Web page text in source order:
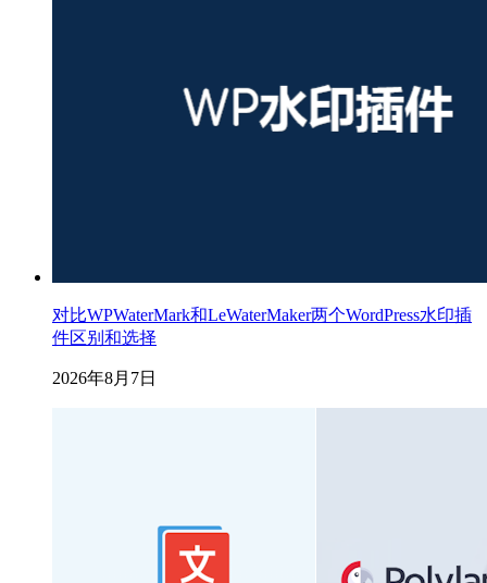
对比WPWaterMark和LeWaterMaker两个WordPress水印插
件区别和选择
2026年8月7日